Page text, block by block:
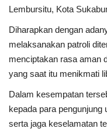
Kesehatan
Layanan Publik
Perempuan/Anak
Lembursitu, Kota
Diharapkan dengan
melaksanakan patroli
menciptakan rasa aman
yang saat itu menikmati
Dalam kesempatan
kepada para pengunjung
serta jaga keselamatan